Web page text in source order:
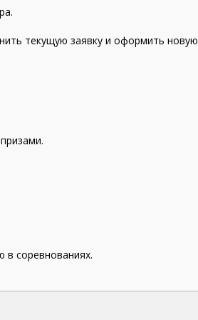
текущую заявку и оформить
соревнованиях.